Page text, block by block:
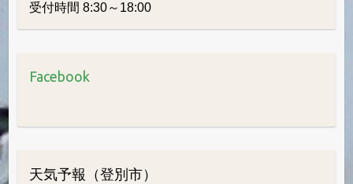
受付時間 8:30～18:00
Facebook
天気予報（登別市）